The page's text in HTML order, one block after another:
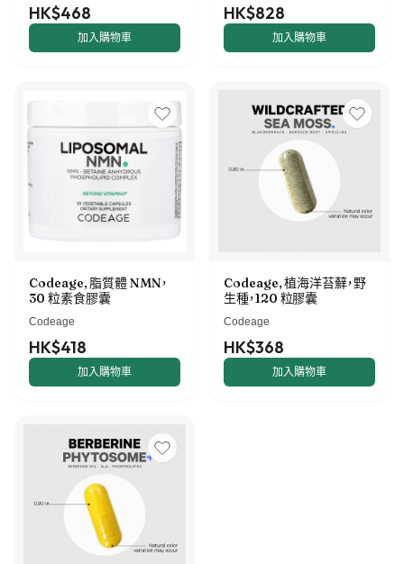
HK$468
加入購物車
HK$828
加入購物車
Codeage, 脂質體 NMN，
30 粒素食膠囊
Codeage
HK$418
加入購物車
Codeage, 植海洋苔蘚，野
生種，120 粒膠囊
Codeage
HK$368
加入購物車